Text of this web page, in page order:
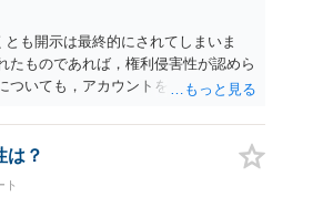
も開示は最終的にされてしまいま
たものであれば，権利侵害性が認めら
ついても，アカウントを特定したうえ
は？
ト